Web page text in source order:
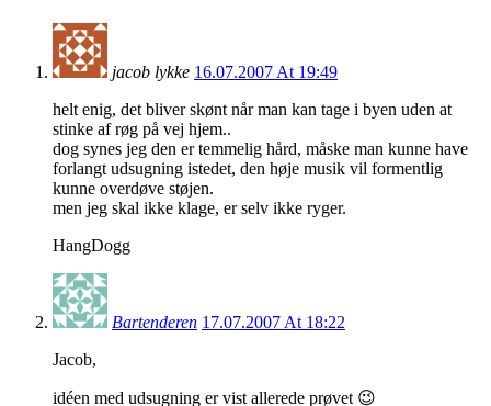
jacob lykke 16.07.2007 At 19:49
helt enig, det bliver skønt når man kan tage i byen uden at
stinke af røg på vej hjem..
dog synes jeg den er temmelig hård, måske man kunne have
forlangt udsugning istedet, den høje musik vil formentlig
kunne overdøve støjen.
men jeg skal ikke klage, er selv ikke ryger.
HangDogg
Bartenderen 17.07.2007 At 18:22
Jacob,
idéen med udsugning er vist allerede prøvet 😉